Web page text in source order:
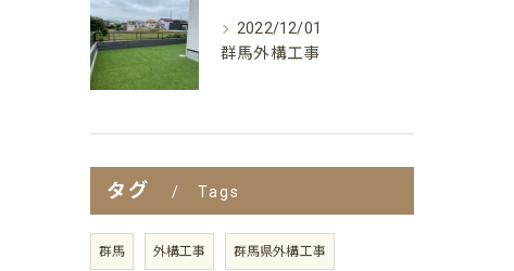
2022/12/01
群馬外構工事
タグ Tags
群馬 外構工事 群馬県外構工事